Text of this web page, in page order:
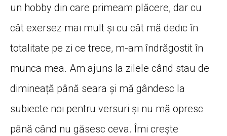
un hobby din care primeam plăcere, dar cu
cât exersez mai mult și cu cât mă dedic în
totalitate pe zi ce trece, m-am îndrăgostit în
munca mea. Am ajuns la zilele când stau de
dimineață până seara și mă gândesc la
subiecte noi pentru versuri și nu mă opresc
până când nu găsesc ceva. Îmi crește